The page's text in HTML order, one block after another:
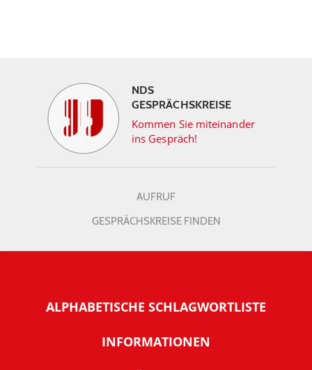
NDS
GESPRÄCHSKREISE
Kommen Sie miteinander
ins Gespräch!
AUFRUF
GESPRÄCHSKREISE FINDEN
ALPHABETISCHE SCHLAGWORTLISTE
INFORMATIONEN
Warum NachDenkSeiten